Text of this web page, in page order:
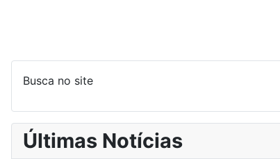
Busca no site
Últimas Notícias